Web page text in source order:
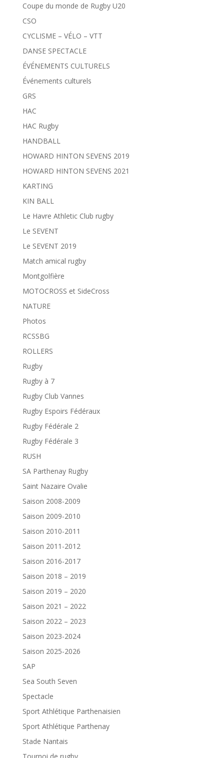
Coupe du monde de Rugby U20
CSO
CYCLISME – VÉLO – VTT
DANSE SPECTACLE
ÉVÉNEMENTS CULTURELS
Événements culturels
GRS
HAC
HAC Rugby
HANDBALL
HOWARD HINTON SEVENS 2019
HOWARD HINTON SEVENS 2021
KARTING
KIN BALL
Le Havre Athletic Club rugby
Le SEVENT
Le SEVENT 2019
Match amical rugby
Montgolfière
MOTOCROSS et SideCross
NATURE
Photos
RCSSBG
ROLLERS
Rugby
Rugby à 7
Rugby Club Vannes
Rugby Espoirs Fédéraux
Rugby Fédérale 2
Rugby Fédérale 3
RUSH
SA Parthenay Rugby
Saint Nazaire Ovalie
Saison 2008-2009
Saison 2009-2010
Saison 2010-2011
Saison 2011-2012
Saison 2016-2017
Saison 2018 – 2019
Saison 2019 – 2020
Saison 2021 – 2022
Saison 2022 – 2023
Saison 2023-2024
Saison 2025-2026
SAP
Sea South Seven
Spectacle
Sport Athlétique Parthenaisien
Sport Athlétique Parthenay
Stade Nantais